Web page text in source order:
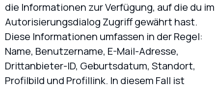
die Informationen zur Verfügung, auf die du im
Autorisierungsdialog Zugriff gewährt hast.
Diese Informationen umfassen in der Regel:
Name, Benutzername, E-Mail-Adresse,
Drittanbieter-ID, Geburtsdatum, Standort,
Profilbild und Profillink. In diesem Fall ist